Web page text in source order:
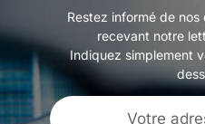
Restez informé de
recevant notre
Indiquez simplement